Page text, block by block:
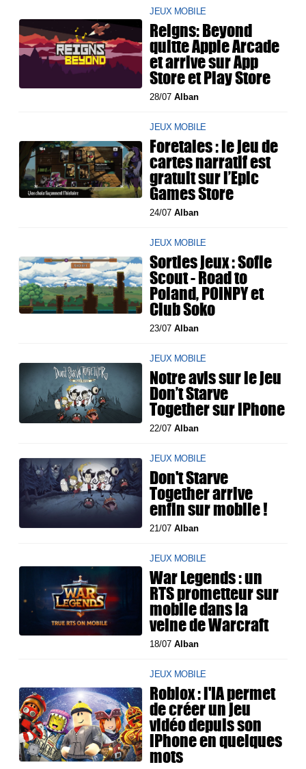
JEUX MOBILE
Reigns: Beyond
quitte Apple Arcade
et arrive sur App
Store et Play Store
28/07Alban
JEUX MOBILE
Foretales : le jeu de
cartes narratif est
gratuit sur l’Epic
Games Store
24/07Alban
JEUX MOBILE
Sorties jeux : Sofie
Scout - Road to
Poland, POINPY et
Club Soko
23/07Alban
JEUX MOBILE
Notre avis sur le jeu
Don’t Starve
Together sur iPhone
22/07Alban
JEUX MOBILE
Don't Starve
Together arrive
enfin sur mobile !
21/07Alban
JEUX MOBILE
War Legends : un
RTS prometteur sur
mobile dans la
veine de Warcraft
18/07Alban
JEUX MOBILE
Roblox : l'IA permet
de créer un jeu
vidéo depuis son
iPhone en quelques
mots